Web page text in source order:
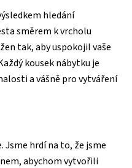
hledání
směrem k vrcholu
tak, aby uspokojil vaše
kousek nábytku je
a vášně pro vytváření
hrdí na to, že jsme
abychom vytvořili